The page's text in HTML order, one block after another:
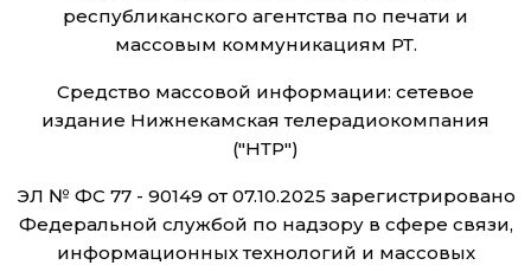
республиканского агентства по печати и
массовым коммуникациям РТ.
Средство массовой информации: сетевое
издание Нижнекамская телерадиокомпания
("НТР")
ЭЛ № ФС 77 - 90149 от 07.10.2025 зарегистрировано
Федеральной службой по надзору в сфере связи,
информационных технологий и массовых